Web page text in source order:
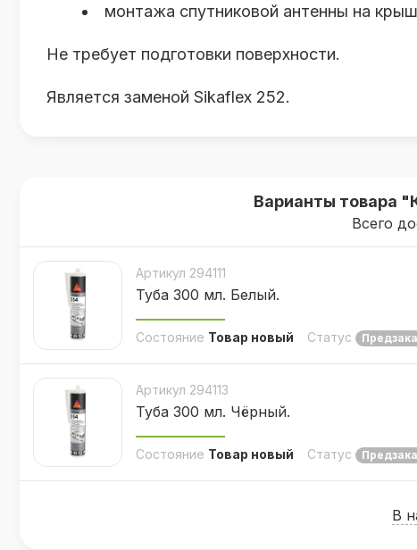
монтажа спутниковой антенны на
Не требует подготовки поверхности.
Является заменой Sikaflex 252.
Варианты товара
Всего
Артикул 294111
Туба 300 мл. Белый.
Состояние Товар новый Статус
Артикул 294113
Туба 300 мл. Чёрный.
Состояние Товар новый Статус
В